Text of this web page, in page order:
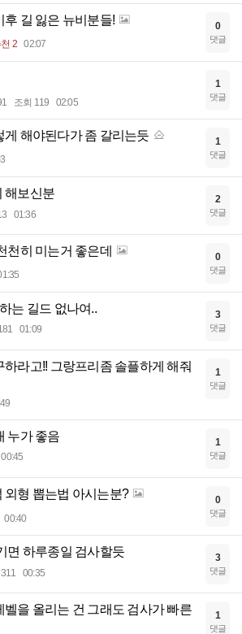
후 길 잃은 뉴비분들!
2 02:07
0
댓글
조회 119 02:05
1
댓글
게 해야된다가 좀 갈리는듯 1
댓글
해보신분
01:36
2
댓글
천히 미는거 좋은데 0
댓글
는 길드 없나여..
01:09
3
댓글
하라고!! 그랑프리좀 솔플하게 해줘
1
댓글
누가 좋음
00:45
1
댓글
외형 뽑는법 아시는분?
00:40
0
댓글
면 하루종일 검사할듯
00:35
3
댓글
벨을 올리는 건 그래도 검사가 빠른
1
댓글